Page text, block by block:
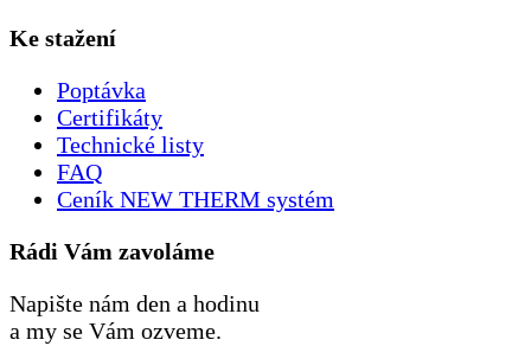
Ke stažení
Poptávka
Certifikáty
Technické listy
FAQ
Ceník NEW THERM systém
Rádi Vám zavoláme
Napište nám den a hodinu
a my se Vám ozveme.